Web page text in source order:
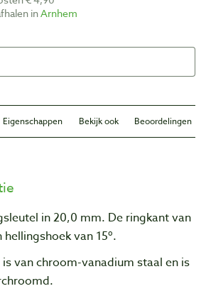
inArnhem
Eigenschappen Bekijk ook Beoordelingen
in 20,0 mm. De ringkant van
van 15º.
van chroom-vanadium staal en is